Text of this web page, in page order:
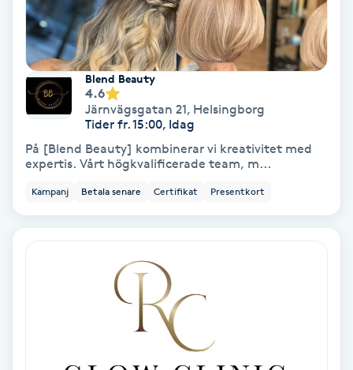
Lashlift Keratin
LED-ljusterapi
Liktornar
LPG
LPG-behandling
Läpptatuering
Blend Beauty
4.6
Järnvägsgatan 21, Helsingborg
Tider fr. 15:00, Idag
På [Blend Beauty] kombinerar vi kreativitet med
expertis. Vårt högkvalificerade team, m...
Kampanj Betala senare Certifikat Presentkort